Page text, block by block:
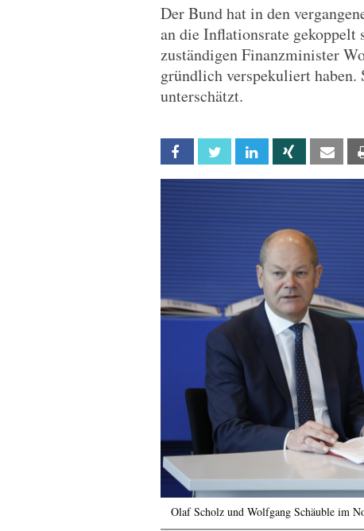
Der Bund hat in den
an die Inflationsrate gekoppelt
zuständigen Finanzminister
gründlich verspekuliert
unterschätzt.
Facebook Twitter Linkedin Xing
Olaf Scholz und Wolfgang Schäuble im